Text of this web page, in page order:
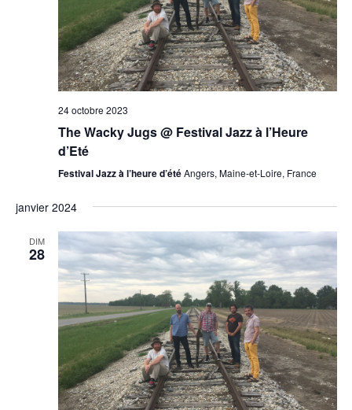
24 octobre 2023
The Wacky Jugs @ Festival Jazz à l’Heure
d’Eté
Festival Jazz à l’heure d’étéAngers, Maine-et-Loire, France
janvier 2024
DIM
28